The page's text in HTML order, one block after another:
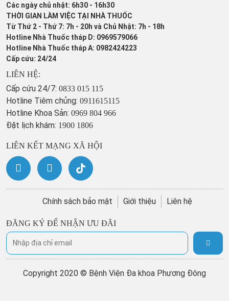
Các ngày chủ nhật: 6h30 - 16h30
THỜI GIAN LÀM VIỆC TẠI NHÀ THUỐC
Từ Thứ 2 - Thứ 7: 7h - 20h và Chủ Nhật: 7h - 18h
Hotline Nhà Thuốc tháp D: 0969579066
Hotline Nhà Thuốc tháp A: 0982424223
Cấp cứu: 24/24
LIÊN HỆ:
Cấp cứu 24/7: 0833 015 115
Hotline Tiêm chủng: 0911615115
Hotline Khoa Sản: 0969 804 966
Đặt lịch khám: 1900 1806
LIÊN KẾT MẠNG XÃ HỘI
Chính sách bảo mật Giới thiệu Liên hệ
ĐĂNG KÝ ĐỂ NHẬN ƯU ĐÃI
Copyright 2020 © Bệnh Viện Đa khoa Phương Đông